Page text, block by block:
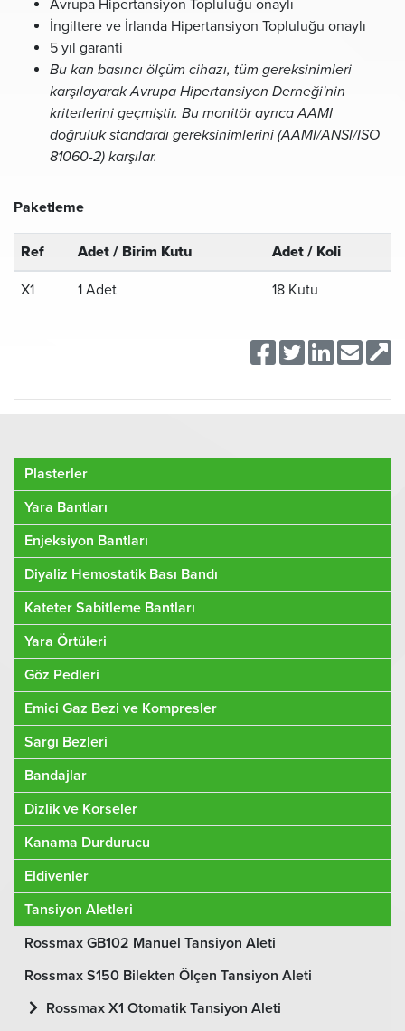
Avrupa Hipertansiyon Topluluğu onaylı
İngiltere ve İrlanda Hipertansiyon Topluluğu onaylı
5 yıl garanti
Bu kan basıncı ölçüm cihazı, tüm gereksinimleri
karşılayarak Avrupa Hipertansiyon Derneği'nin
kriterlerini geçmiştir. Bu monitör ayrıca AAMI
doğruluk standardı gereksinimlerini (AAMI/ANSI/ISO
81060-2) karşılar.
Paketleme
Ref Adet / Birim Kutu Adet / Koli
X1 1 Adet 18 Kutu
Plasterler
Yara Bantları
Enjeksiyon Bantları
Diyaliz Hemostatik Bası Bandı
Kateter Sabitleme Bantları
Yara Örtüleri
Göz Pedleri
Emici Gaz Bezi ve Kompresler
Sargı Bezleri
Bandajlar
Dizlik ve Korseler
Kanama Durdurucu
Eldivenler
Tansiyon Aletleri
Rossmax GB102 Manuel Tansiyon Aleti
Rossmax S150 Bilekten Ölçen Tansiyon Aleti
Rossmax X1 Otomatik Tansiyon Aleti